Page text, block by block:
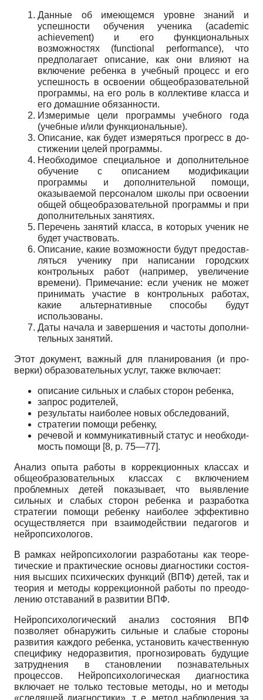
Данные об имеющемся уровне знаний и
успешнос­ти обучения ученика (academic
achievement) и его функ­циональных
возможностях (functional performance), что
предполагает описание, как они влияют на
включение ребенка в учебный процесс и его
успешность в освоении общеобразовательной
программы, на его роль в коллек­тиве класса и
его домашние обязанности.
Измеримые цели программы учебного года
(учебные и/или функциональные).
Описание, как будет измеряться прогресс в до­
стижении целей программы.
Необходимое специальное и дополнительное
обучение с описанием модификации
программы и до­полнительной помощи,
оказываемой персоналом шко­лы при освоении
общей общеобразовательной про­граммы и при
дополнительных занятиях.
Перечень занятий класса, в которых ученик не
будет участвовать.
Описание, какие возможности будут предостав­
ляться ученику при написании городских
контроль­ных работ (например, увеличение
времени). Примеча­ние: если ученик не может
принимать участие в кон­трольных работах,
какие альтернативные способы бу­дут
использованы.
Даты начала и завершения и частоты дополни­
тельных занятий.
Этот документ, важный для планирования (и про­
верки) образовательных услуг, также включает:
описание сильных и слабых сторон ребенка,
запрос родителей,
результаты наиболее новых обследований,
стратегии помощи ребенку,
речевой и коммуникативный статус и необходи­
мость помощи [8, p. 75—77].
Анализ опыта работы в коррекционных классах и
общеобразовательных классах с включением
проблем­ных детей показывает, что выявление
сильных и сла­бых сторон ребенка и разработка
стратегии помощи ребенку наиболее эффективно
осуществляется при взаимодействии педагогов и
нейропсихологов.
В рамках нейропсихологии разработаны как теоре­
тические и практические основы диагностики состоя­
ния высших психических функций (ВПФ) детей, так и
теория и методы коррекционной работы по преодо­
лению отставаний в развитии ВПФ.
Нейропсихологический анализ состояния ВПФ
позволяет обнаружить сильные и слабые стороны
раз­вития каждого ребенка, установить качественную
спе­цифику недоразвития, прогнозировать будущие
за­труднения в становлении познавательных
процессов. Нейропсихологическая диагностика
включает не только тестовые методы, но и методы
«следящей диа­гностики», т. е. метод наблюдения за